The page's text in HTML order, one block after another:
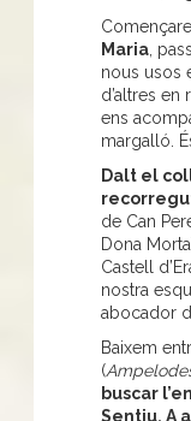
Maria,
nous usos
d’altres en
ens
margalló.
Dalt el
de Can
Dona
Castell
nostra
abocador
Baixem
(
buscar
Sentiu. A